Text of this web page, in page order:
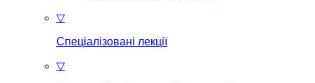
▽
Спеціалізовані лекції
▽